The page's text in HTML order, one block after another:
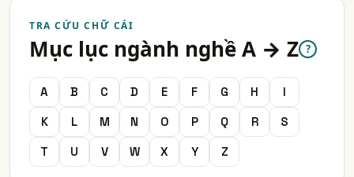
TRA CỨU CHỮ CÁI
Mục lục ngành nghề A → Z ?
A B C D E F G H
I
K
L M N O P Q R
S
T
U V W X Y Z